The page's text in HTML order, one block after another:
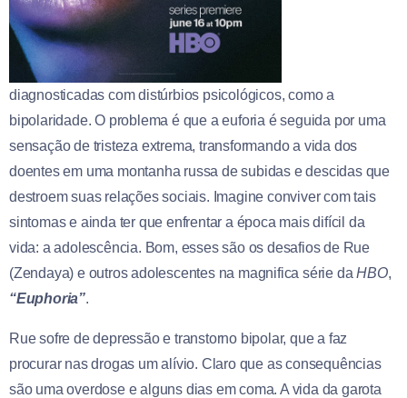
diagnosticadas com distúrbios psicológicos, como a
bipolaridade. O problema é que a euforia é seguida por uma
sensação de tristeza extrema, transformando a vida dos
doentes em uma montanha russa de subidas e descidas que
destroem suas relações sociais. Imagine conviver com tais
sintomas e ainda ter que enfrentar a época mais difícil da
vida: a adolescência. Bom, esses são os desafios de Rue
(Zendaya) e outros adolescentes na magnifica série daHBO,
“Euphoria”.
Rue sofre de depressão e transtorno bipolar, que a faz
procurar nas drogas um alívio. Claro que as consequências
são uma overdose e alguns dias em coma. A vida da garota